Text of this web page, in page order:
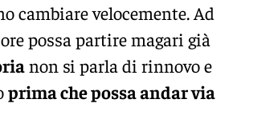
cambiare velocemente. Ad
possa partire magari già
non si parla di rinnovo e
prima che possa andar via